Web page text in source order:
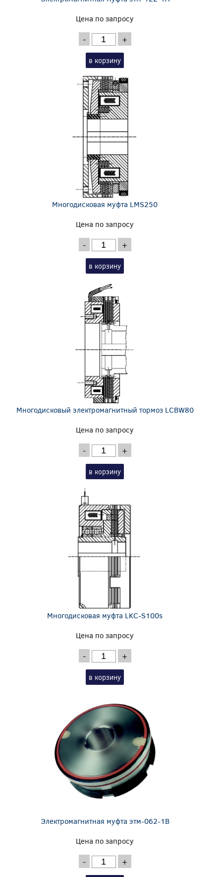
Цена по запросу
- +
в корзину
Многодисковая муфта LMS250
Цена по запросу
- +
в корзину
Многодисковый электромагнитный тормоз LCBW80
Цена по запросу
- +
в корзину
Многодисковая муфта LKC-S100s
Цена по запросу
- +
в корзину
Электромагнитная муфта этм-062-1В
Цена по запросу
- +